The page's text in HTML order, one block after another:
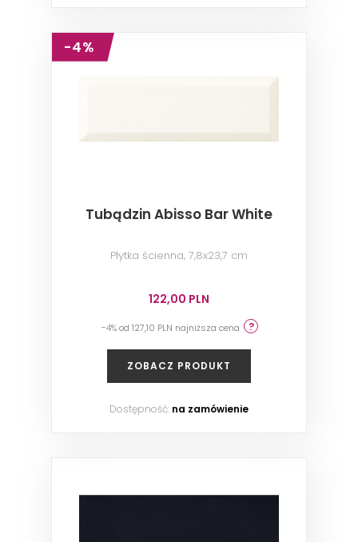
-4%
Tubądzin Abisso Bar White
Płytka ścienna, 7,8x23,7 cm
122,00 PLN
-4% od 127,10 PLN najniższa cena
ZOBACZ PRODUKT
Dostępność: na zamówienie